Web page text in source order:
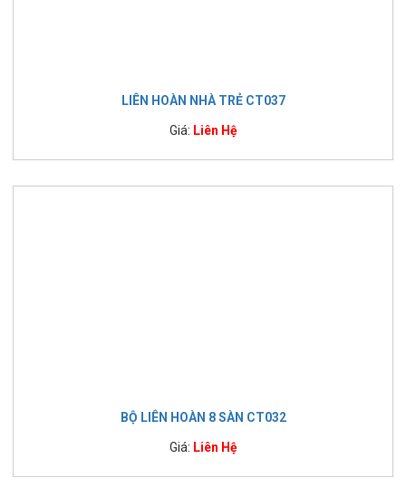
LIÊN HOÀN NHÀ TRẺ CT037
Giá: Liên Hệ
BỘ LIÊN HOÀN 8 SÀN CT032
Giá: Liên Hệ